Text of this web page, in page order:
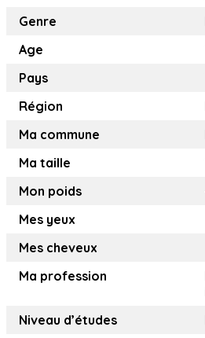
Genre
Age
Pays
Région
Ma commune
Ma taille
Mon poids
Mes yeux
Mes cheveux
Ma profession
Niveau d’études